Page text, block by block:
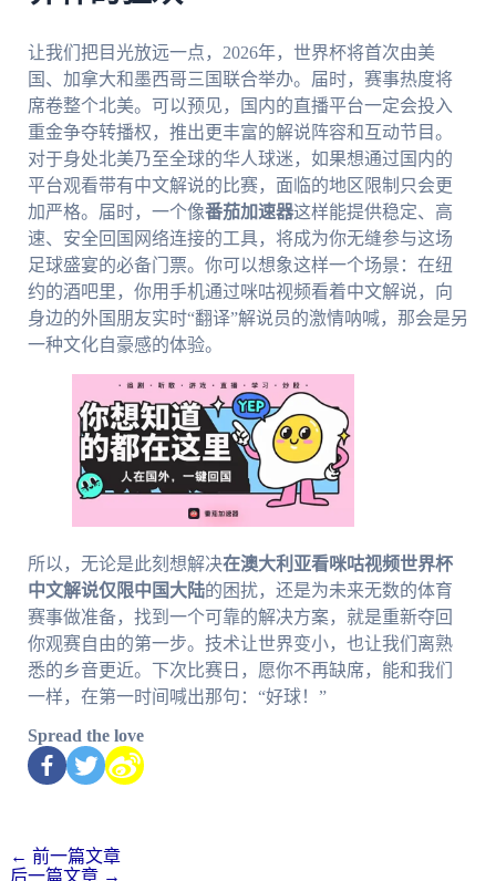
让我们把目光放远一点，2026年，世界杯将首次由美
国、加拿大和墨西哥三国联合举办。届时，赛事热度将
席卷整个北美。可以预见，国内的直播平台一定会投入
重金争夺转播权，推出更丰富的解说阵容和互动节目。
对于身处北美乃至全球的华人球迷，如果想通过国内的
平台观看带有中文解说的比赛，面临的地区限制只会更
加严格。届时，一个像番茄加速器这样能提供稳定、高
速、安全回国网络连接的工具，将成为你无缝参与这场
足球盛宴的必备门票。你可以想象这样一个场景：在纽
约的酒吧里，你用手机通过咪咕视频看着中文解说，向
身边的外国朋友实时“翻译”解说员的激情呐喊，那会是另
一种文化自豪感的体验。
所以，无论是此刻想解决在澳大利亚看咪咕视频世界杯
中文解说仅限中国大陆的困扰，还是为未来无数的体育
赛事做准备，找到一个可靠的解决方案，就是重新夺回
你观赛自由的第一步。技术让世界变小，也让我们离熟
悉的乡音更近。下次比赛日，愿你不再缺席，能和我们
一样，在第一时间喊出那句：“好球！”
Spread the love
← 前一篇文章
后一篇文章 →